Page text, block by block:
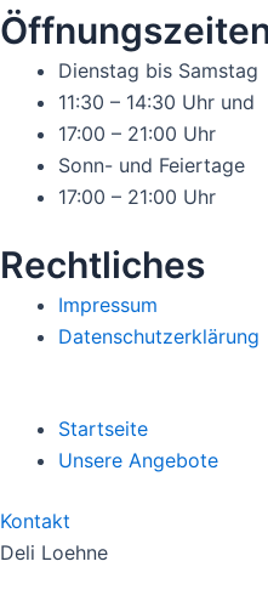
Dienstag bis Samstag
11:30 – 14:30 Uhr und
17:00 – 21:00 Uhr
Sonn- und Feiertage
17:00 – 21:00 Uhr
Rechtliches
Impressum
Datenschutzerklärung
Startseite
Unsere Angebote
Kontakt
Deli Loehne